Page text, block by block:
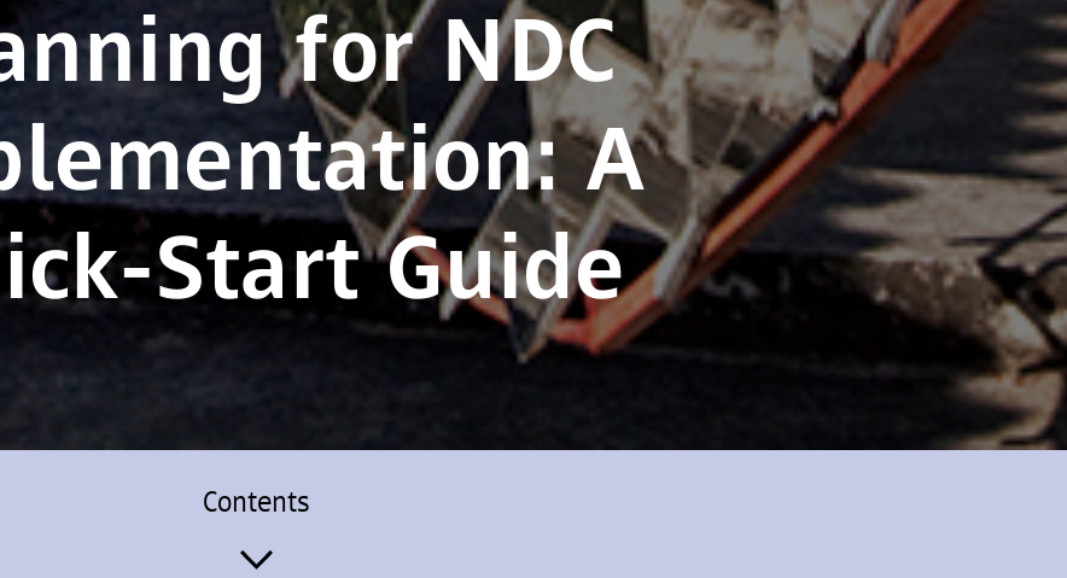
for NDC
A
Start Guide
Contents